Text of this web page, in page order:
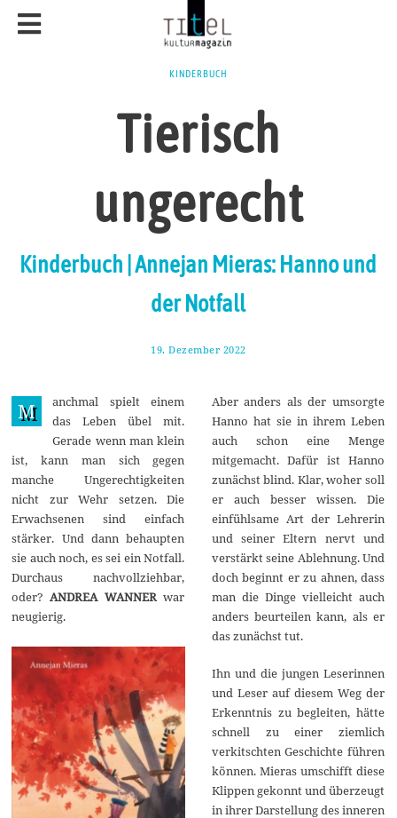
KINDERBUCH
Tierisch
ungerecht
Kinderbuch | Annejan Mieras: Hanno und
der Notfall
19. Dezember 2022
e
e
b
e
r
2
2
2
M
anchmal spielt einem
das Leben übel mit.
Gerade wenn man klein
ist, kann man sich gegen
manche Ungerechtigkeiten
nicht zur Wehr setzen. Die
Erwachsenen sind einfach
stärker. Und dann behaupten
sie auch noch, es sei ein Notfall.
Durchaus nachvollziehbar,
oder? ANDREA WANNERwar
neugierig.
Aber anders als der umsorgte
Hanno hat sie in ihrem Leben
auch schon eine Menge
mitgemacht. Dafür ist Hanno
zunächst blind. Klar, woher soll
er auch besser wissen. Die
einfühlsame Art der Lehrerin
und seiner Eltern nervt und
verstärkt seine Ablehnung. Und
doch beginnt er zu ahnen, dass
man die Dinge vielleicht auch
anders beurteilen kann, als er
das zunächst tut.
Ihn und die jungen Leserinnen
und Leser auf diesem Weg der
Erkenntnis zu begleiten, hätte
schnell zu einer ziemlich
verkitschten Geschichte führen
können. Mieras umschifft diese
Klippen gekonnt und überzeugt
in ihrer Darstellung des inneren